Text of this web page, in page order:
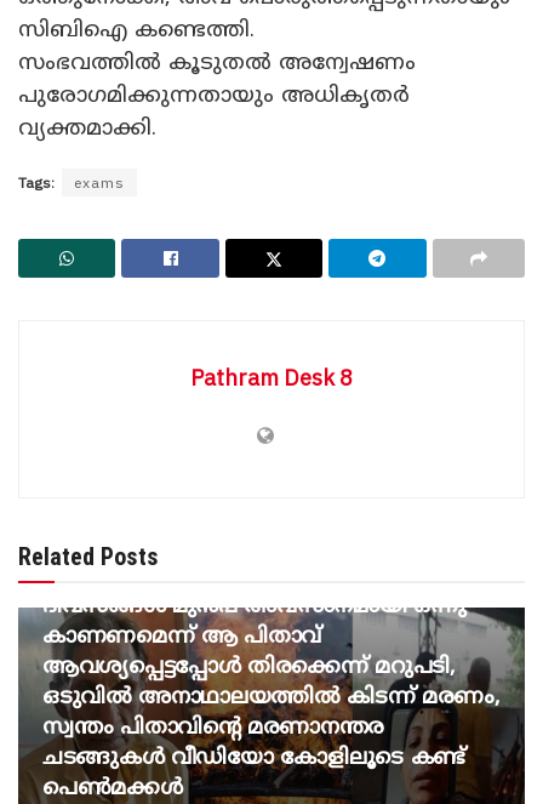
സിബിഐ കണ്ടെത്തി.
സംഭവത്തില്‍ കൂടുതല്‍ അന്വേഷണം
പുരോഗമിക്കുന്നതായും അധികൃതര്‍
വ്യക്തമാക്കി.
Tags: exams
Pathram Desk 8
Related Posts
ഭാര്യ നേരത്തെ മരിച്ചു, മൂന്നു മക്കളെ
പഠിപ്പിച്ച് നല്ല നിലയിലാക്കി, മരിക്കുന്നതിനു
ദിവസങ്ങൾ മുൻപ് അവസാനമായി ഒന്നു
കാണണമെന്ന് ആ പിതാവ്
ആവശ്യപ്പെട്ടപ്പോൾ തിരക്കെന്ന് മറുപടി,
ഒടുവിൽ അനാഥാലയത്തിൽ കിടന്ന് മരണം,
സ്വന്തം പിതാവിന്റെ മരണാനന്തര
ചടങ്ങുകൾ വീഡിയോ കോളിലൂടെ കണ്ട്
പെൺമക്കൾ